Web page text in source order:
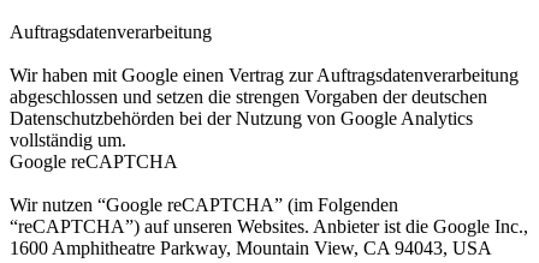
Auftragsdatenverarbeitung
Wir haben mit Google einen Vertrag zur Auftragsdatenverarbeitung
abgeschlossen und setzen die strengen Vorgaben der deutschen
Datenschutzbehörden bei der Nutzung von Google Analytics
vollständig um.
Google reCAPTCHA
Wir nutzen “Google reCAPTCHA” (im Folgenden
“reCAPTCHA”) auf unseren Websites. Anbieter ist die Google Inc.,
1600 Amphitheatre Parkway, Mountain View, CA 94043, USA